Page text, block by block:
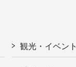
観光・イベント